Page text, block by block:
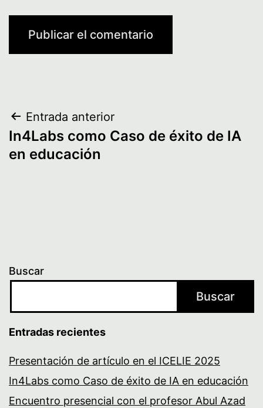
Navegación
de
Entrada anterior
In4Labs como Caso de éxito de IA
en educación
Buscar
Buscar
Entradas recientes
Presentación de artículo en el ICELIE 2025
In4Labs como Caso de éxito de IA en educación
Encuentro presencial con el profesor Abul Azad